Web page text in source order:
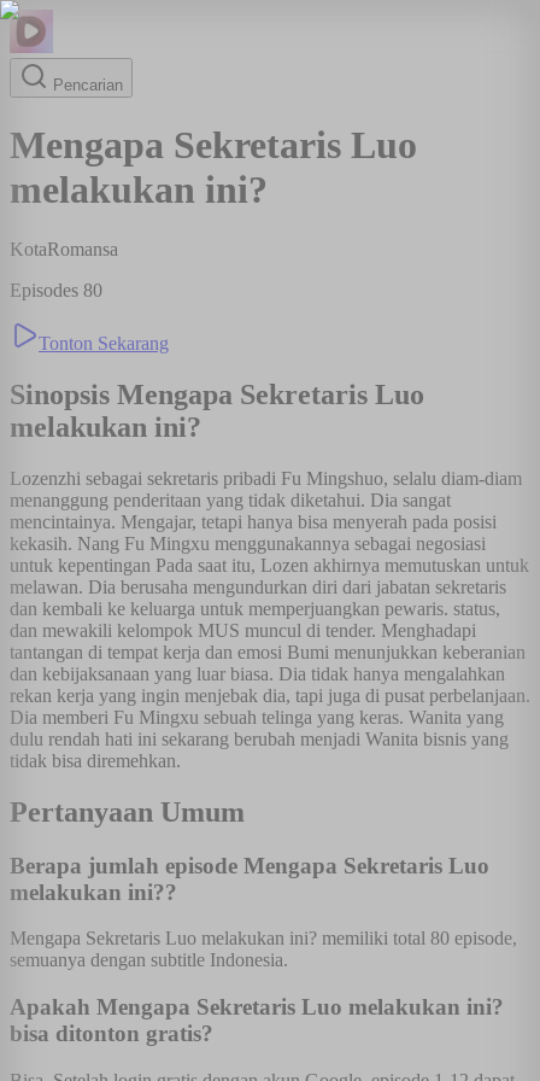
Pencarian
Mengapa Sekretaris Luo
melakukan ini?
KotaRomansa
Episodes 80
Tonton Sekarang
Sinopsis Mengapa Sekretaris Luo
melakukan ini?
Lozenzhi sebagai sekretaris pribadi Fu Mingshuo, selalu diam-diam
menanggung penderitaan yang tidak diketahui. Dia sangat
mencintainya. Mengajar, tetapi hanya bisa menyerah pada posisi
kekasih. Nang Fu Mingxu menggunakannya sebagai negosiasi
untuk kepentingan Pada saat itu, Lozen akhirnya memutuskan untuk
melawan. Dia berusaha mengundurkan diri dari jabatan sekretaris
dan kembali ke keluarga untuk memperjuangkan pewaris. status,
dan mewakili kelompok MUS muncul di tender. Menghadapi
tantangan di tempat kerja dan emosi Bumi menunjukkan keberanian
dan kebijaksanaan yang luar biasa. Dia tidak hanya mengalahkan
rekan kerja yang ingin menjebak dia, tapi juga di pusat perbelanjaan.
Dia memberi Fu Mingxu sebuah telinga yang keras. Wanita yang
dulu rendah hati ini sekarang berubah menjadi Wanita bisnis yang
tidak bisa diremehkan.
Pertanyaan Umum
Berapa jumlah episode Mengapa Sekretaris Luo
melakukan ini??
Mengapa Sekretaris Luo melakukan ini? memiliki total 80 episode,
semuanya dengan subtitle Indonesia.
Apakah Mengapa Sekretaris Luo melakukan ini?
bisa ditonton gratis?